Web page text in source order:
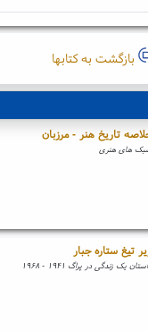
بازگشت به کتابها
تاریخ هنر - مرزبان
های هنری
تیغ ستاره جبار
یک زندگی در پراگ ۱۹۴۱ - ۱۹۶۸